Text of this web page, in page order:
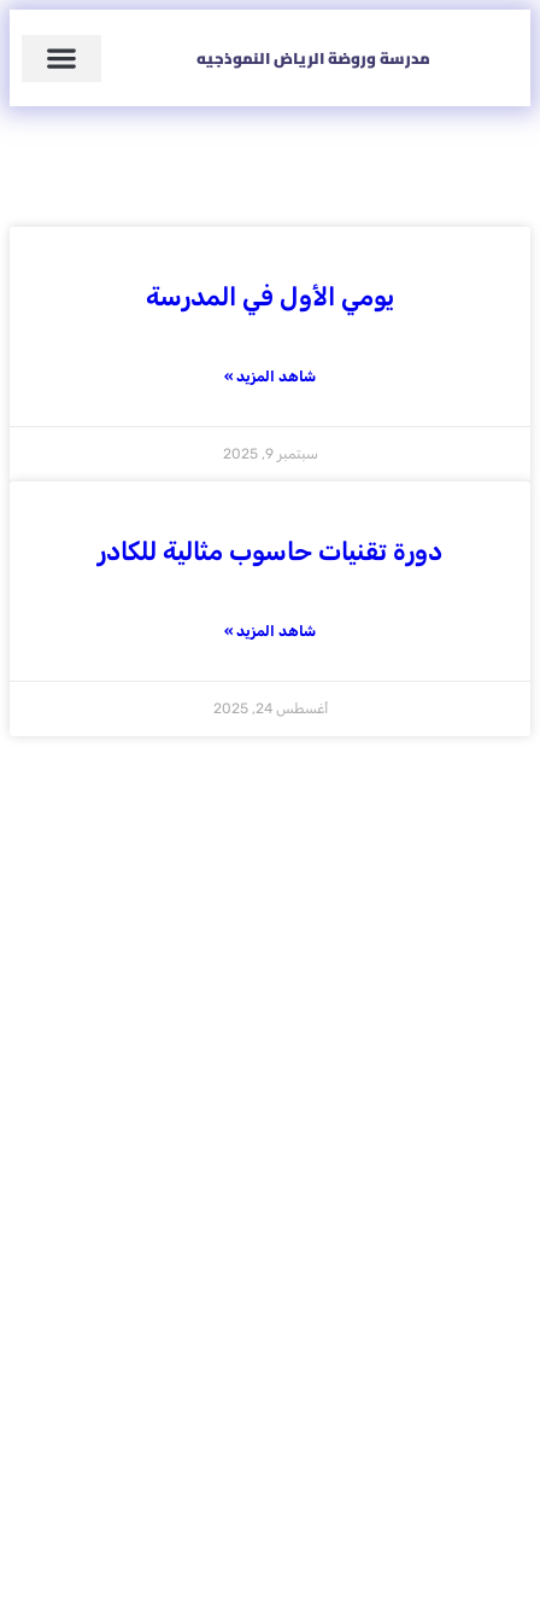
مدرسة وروضة الرياض النموذجيه
يومي الأول في المدرسة
شاهد المزيد »
سبتمبر 9, 2025
دورة تقنيات حاسوب مثالية للكادر
شاهد المزيد »
أغسطس 24, 2025